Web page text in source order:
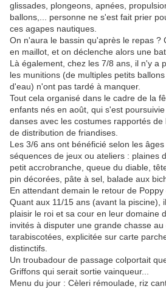
glissades, plongeons, apnées,
ballons,... personne ne s'est fait prier
ces agapes nautiques.
On n'aura le bassin qu'après le repas ?
en maillot, et on déclenche alors une
Là également, chez les 7/8 ans, il n'y a
les munitions (de multiples petits
d'eau) n'ont pas tardé à manquer.
Tout cela organisé dans le cadre de la
enfants nés en août, qui s'est
danses avec les costumes rapportés
de distribution de friandises.
Les 3/6 ans ont bénéficié selon les
séquences de jeux ou ateliers : plaines
petit accrobranche, queue du diable,
pin décorées, pâte à sel, balade aux
En attendant demain le retour de
Quant aux 11/15 ans (avant la piscine),
plaisir le roi et sa cour en leur domaine
invités à disputer une grande chasse
tarabiscotées, explicitée sur carte
distinctifs.
Un troubadour de passage colportait
Griffons qui serait sortie vainqueur...
Menu du jour : Cèleri rémoulade, riz